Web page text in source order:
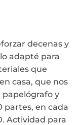
decenas y
adapté para
que
casa, que nos
papelógrafo y
partes, en cada
Actividad para